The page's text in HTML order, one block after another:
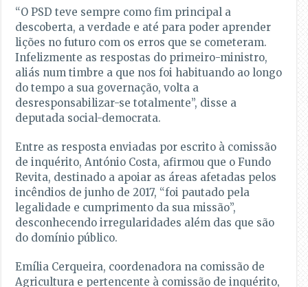
“O PSD teve sempre como fim principal a
descoberta, a verdade e até para poder aprender
lições no futuro com os erros que se cometeram.
Infelizmente as respostas do primeiro-ministro,
aliás num timbre a que nos foi habituando ao longo
do tempo a sua governação, volta a
desresponsabilizar-se totalmente”, disse a
deputada social-democrata.
Entre as resposta enviadas por escrito à comissão
de inquérito, António Costa, afirmou que o Fundo
Revita, destinado a apoiar as áreas afetadas pelos
incêndios de junho de 2017, “foi pautado pela
legalidade e cumprimento da sua missão”,
desconhecendo irregularidades além das que são
do domínio público.
Emília Cerqueira, coordenadora na comissão de
Agricultura e pertencente à comissão de inquérito,